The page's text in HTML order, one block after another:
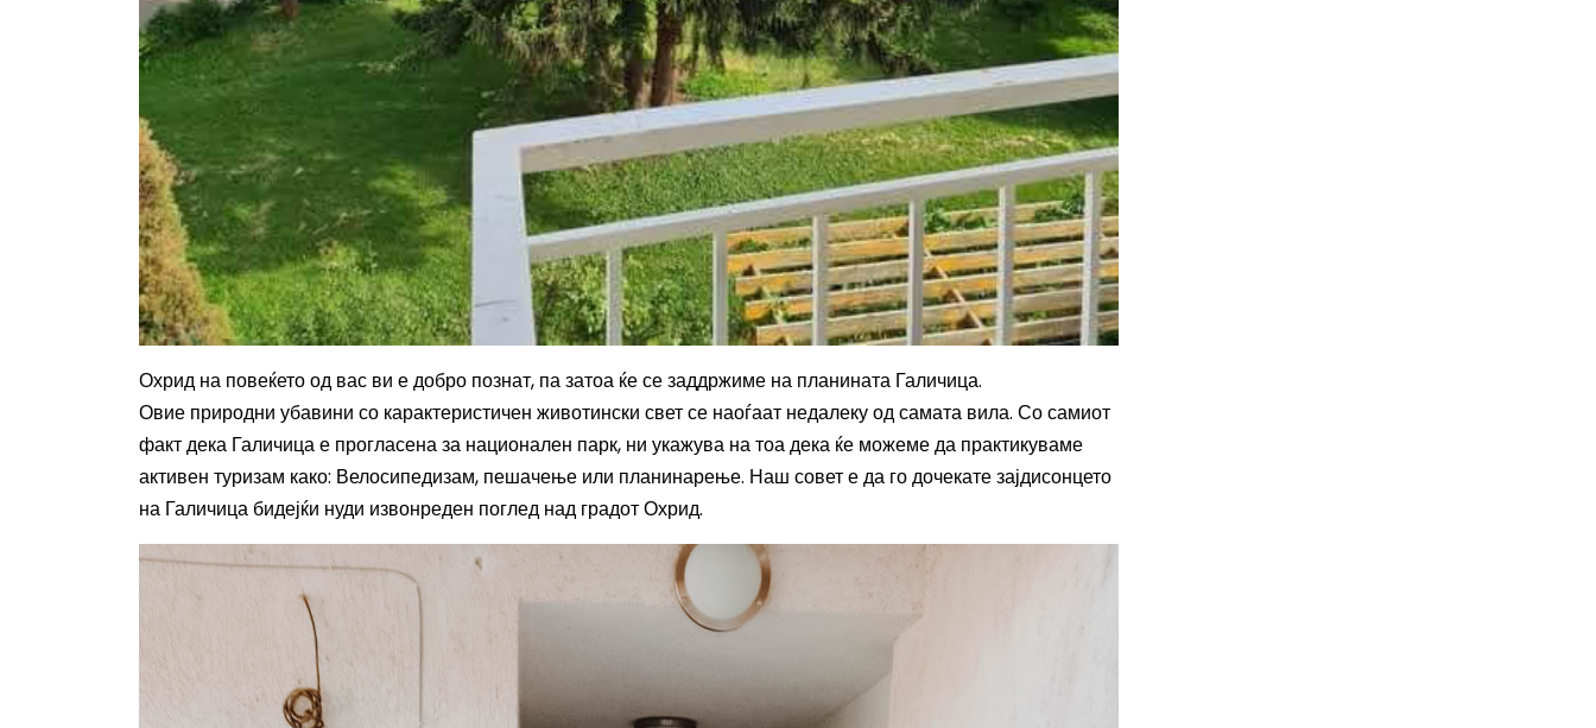
Охрид на повеќето од вас ви е добро познат, па затоа ќе се заддржиме на планината Галичица.
Овие природни убавини со карактеристичен животински свет се наоѓаат недалеку од самата вила. Со самиот
факт дека Галичица е прогласена за национален парк, ни укажува на тоа дека ќе можеме да практикуваме
активен туризам како: Велосипедизам, пешачење или планинарење. Наш совет е да го дочекате зајдисонцето
на Галичица бидејќи нуди извонреден поглед над градот Охрид.